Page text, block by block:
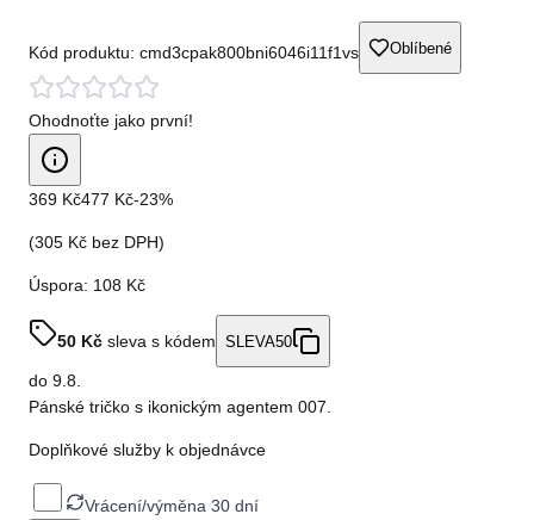
Kód produktu: cmd3cpak800bni6046i11f1vs Oblíbené
Ohodnoťte jako první!
369 Kč477 Kč-23%
(305 Kč bez DPH)
Úspora: 108 Kč
50 Kč sleva s kódem SLEVA50
do 9.8.
Pánské tričko s ikonickým agentem 007.
Doplňkové služby k objednávce
Vrácení/výměna 30 dní